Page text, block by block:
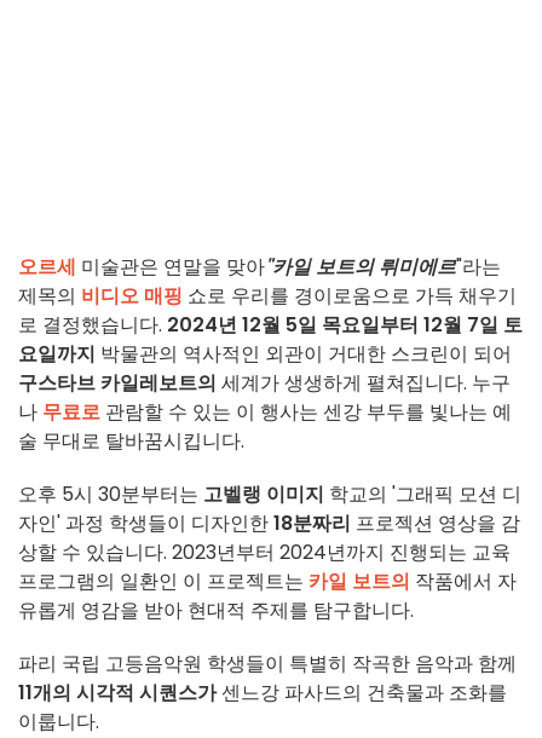
오르세 미술관은 연말을 맞아"카일 보트의 뤼미에르"라는
제목의 비디오 매핑 쇼로 우리를 경이로움으로 가득 채우기
로 결정했습니다. 2024년 12월 5일 목요일부터 12월 7일 토
요일까지 박물관의 역사적인 외관이 거대한 스크린이 되어
구스타브 카일레보트의 세계가 생생하게 펼쳐집니다. 누구
나 무료로 관람할 수 있는 이 행사는 센강 부두를 빛나는 예
술 무대로 탈바꿈시킵니다.
오후 5시 30분부터는 고벨랭 이미지 학교의 '그래픽 모션 디
자인' 과정 학생들이 디자인한18분짜리 프로젝션 영상을 감
상할 수 있습니다. 2023년부터 2024년까지 진행되는 교육
프로그램의 일환인 이 프로젝트는 카일 보트의 작품에서 자
유롭게 영감을 받아 현대적 주제를 탐구합니다.
파리 국립 고등음악원 학생들이 특별히 작곡한 음악과 함께
11개의 시각적 시퀀스가센느강 파사드의 건축물과 조화를
이룹니다.